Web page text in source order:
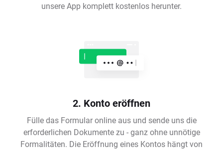
unsere App komplett kostenlos herunter.
2. Konto eröffnen
Fülle das Formular online aus und sende uns die
erforderlichen Dokumente zu - ganz ohne unnötige
Formalitäten. Die Eröffnung eines Kontos hängt von